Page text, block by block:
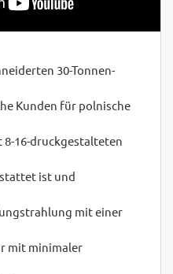
30-Tonnen-
Kunden für polnische
16-druckgestalteten
ist und
mit einer
mit minimaler